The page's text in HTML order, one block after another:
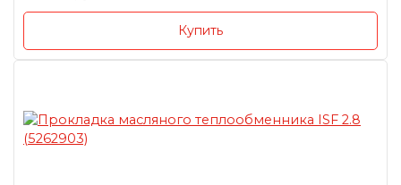
Купить